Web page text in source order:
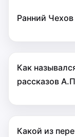
Ранний
Как
рассказов
Какой из